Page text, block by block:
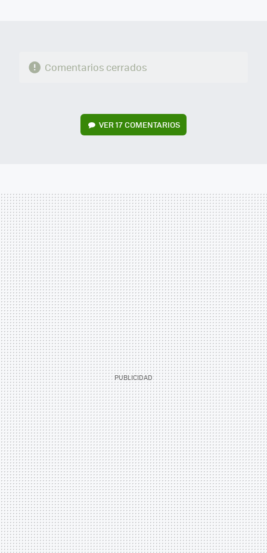
Comentarios cerrados
VER 17 COMENTARIOS